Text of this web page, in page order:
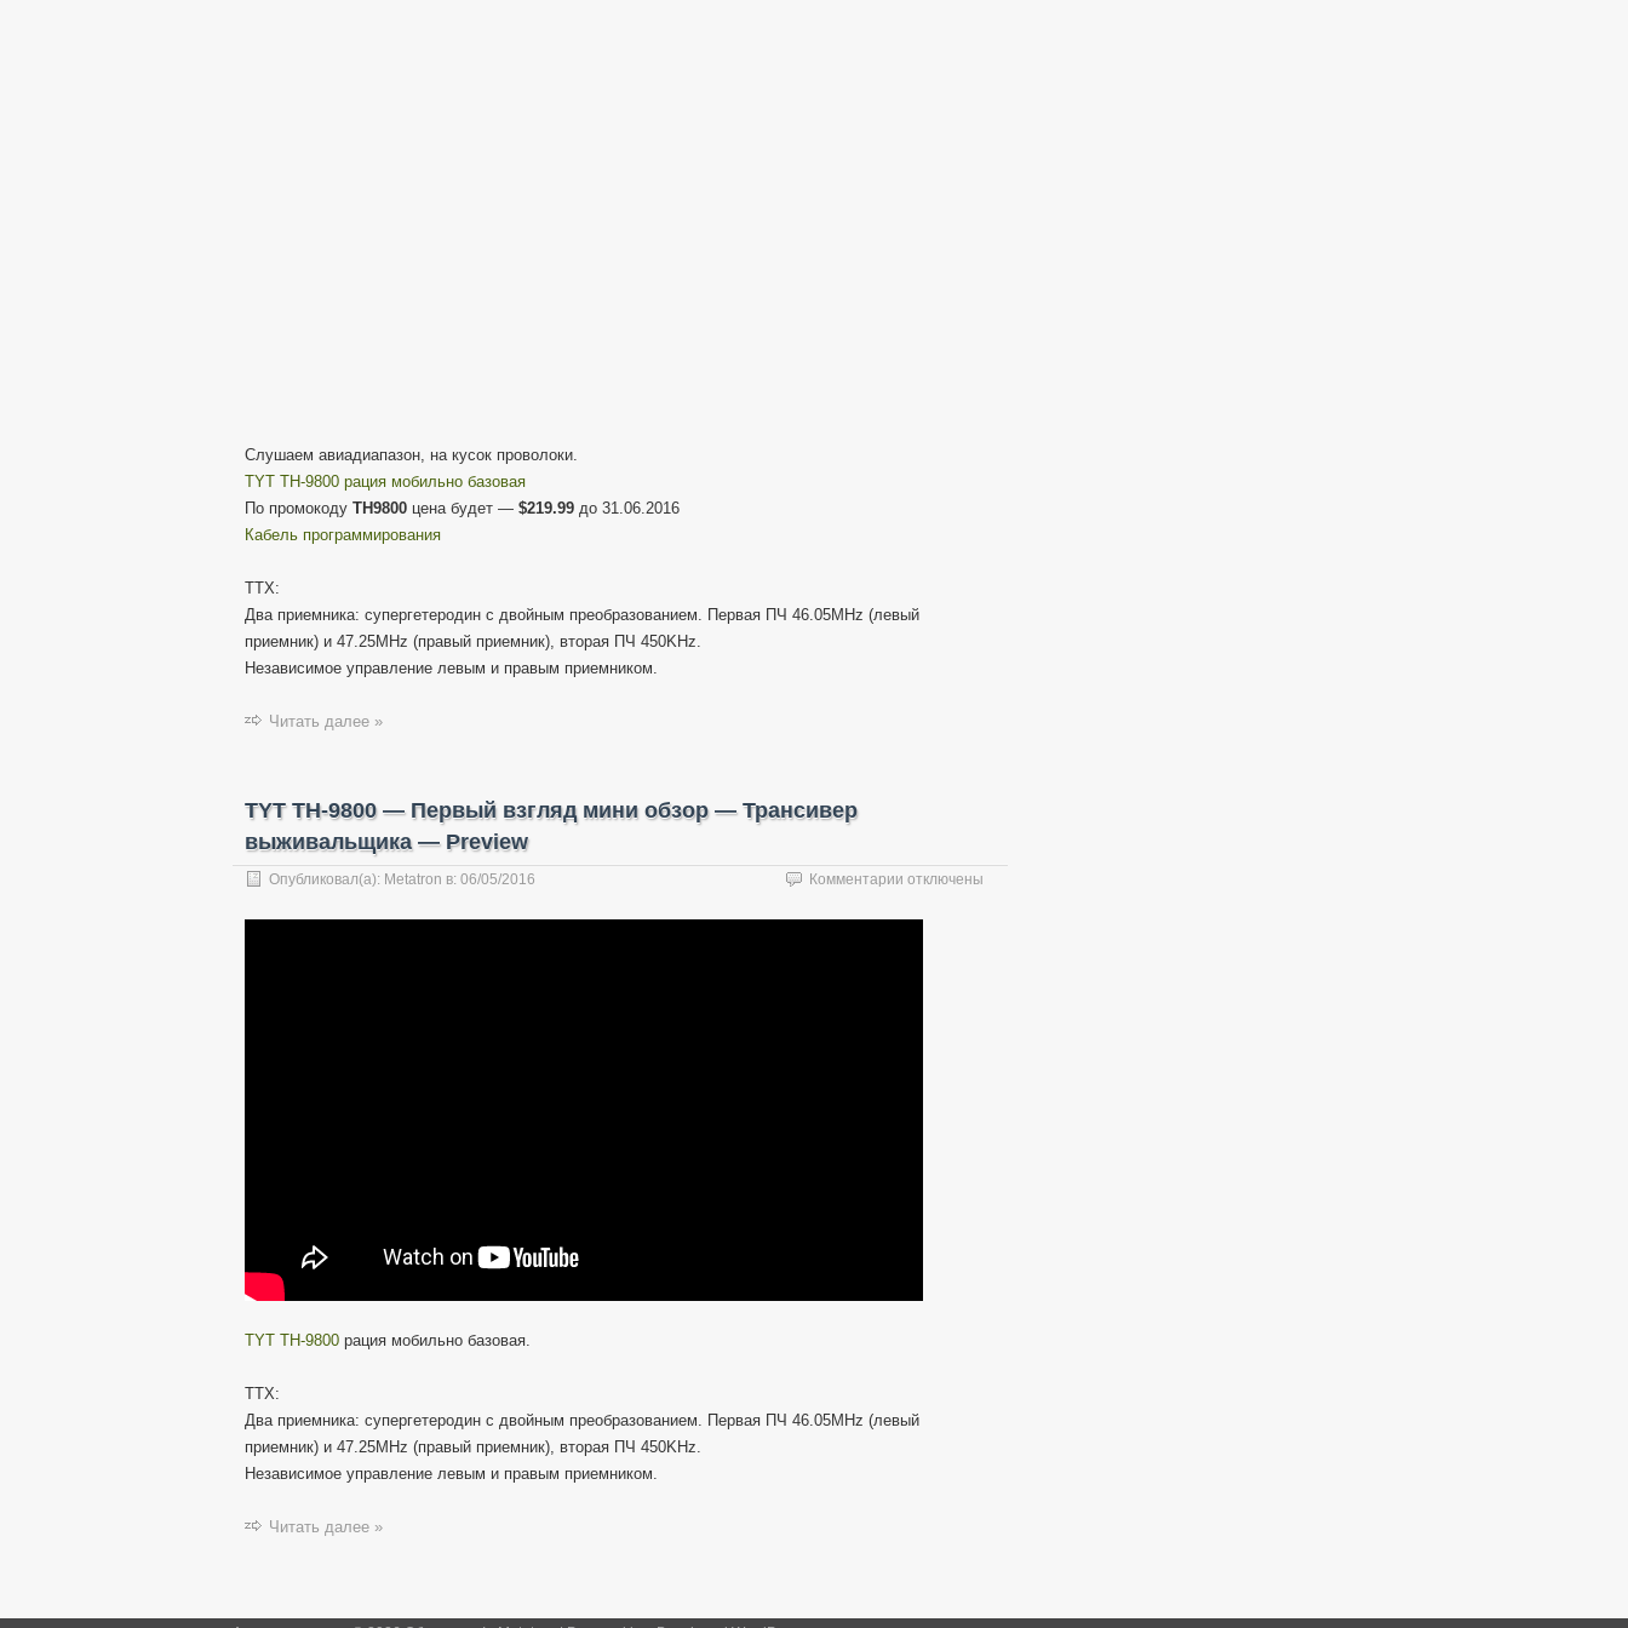
Слушаем авиадиапазон, на кусок проволоки.
TYT TH-9800 рация мобильно базовая
По промокоду TH9800 цена будет — $219.99 до 31.06.2016
Кабель программирования
ТТХ:
Два приемника: супергетеродин с двойным преобразованием. Первая ПЧ 46.05MHz (левый
приемник) и 47.25MHz (правый приемник), вторая ПЧ 450KHz.
Независимое управление левым и правым приемником.
Читать далее »
TYT TH-9800 — Первый взгляд мини обзор — Трансивер
выживальщика — Preview
Опубликовал(а): Metatron в: 06/05/2016 Комментарии к
TYT
отключены
TYT TH-9800 рация мобильно базовая.
ТТХ:
Два приемника: супергетеродин с двойным преобразованием. Первая ПЧ 46.05MHz (левый
приемник) и 47.25MHz (правый приемник), вторая ПЧ 450KHz.
Независимое управление левым и правым приемником.
Читать далее »